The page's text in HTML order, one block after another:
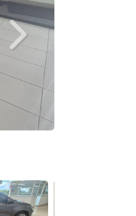
Next